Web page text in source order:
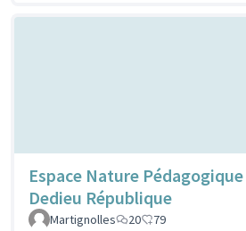
Espace Nature Pédagogique
Dedieu République
Martignolles
20 79